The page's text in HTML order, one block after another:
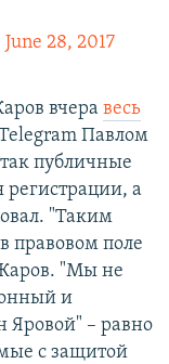
June 28, 2017
вчера весь
Павлом
публичные
а
"Таким
правовом поле
"Мы не
и
Яровой" – равно
с защитой